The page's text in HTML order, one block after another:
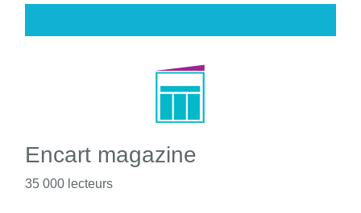
Encart magazine
35 000 lecteurs